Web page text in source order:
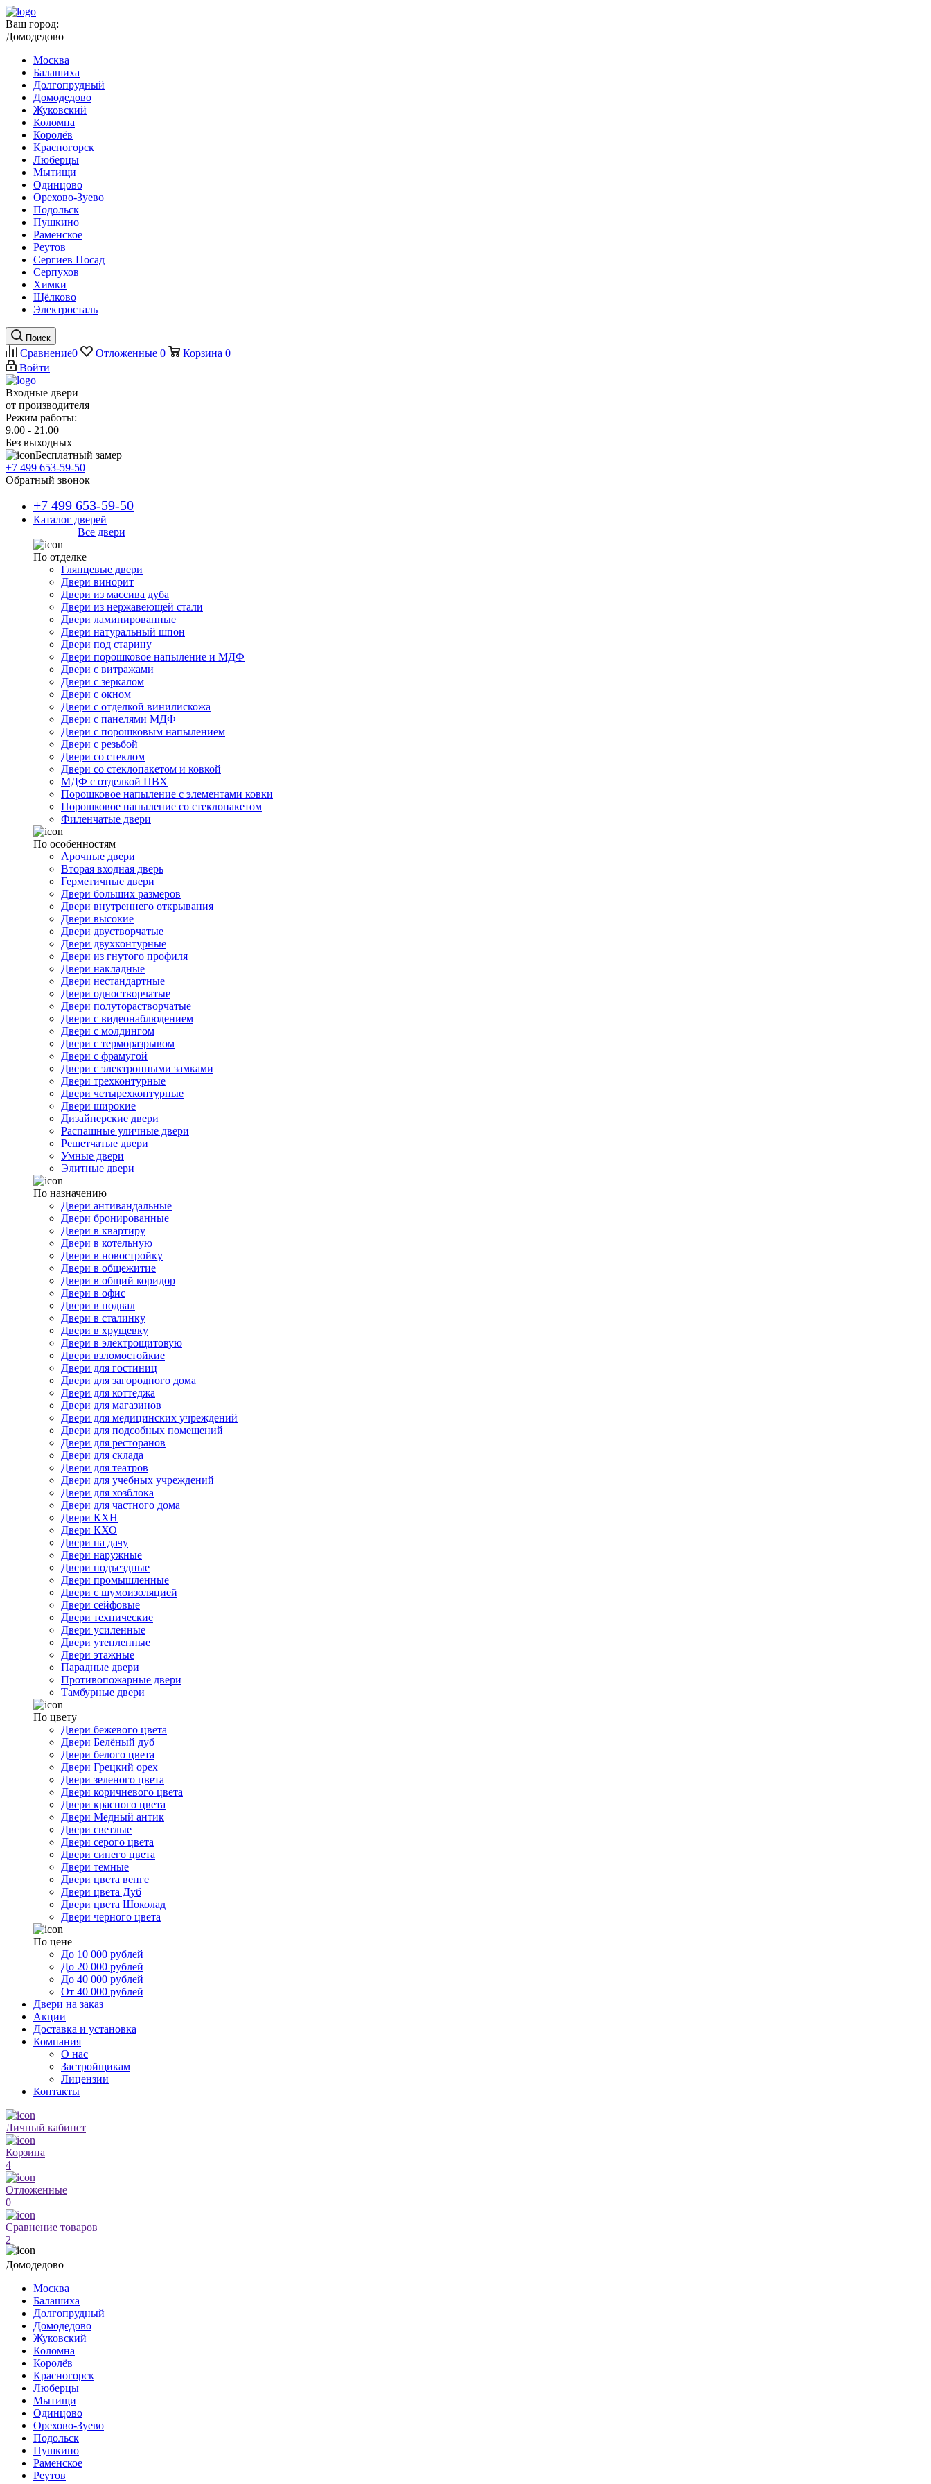
Ваш город:
Домодедово
Москва
Балашиха
Долгопрудный
Домодедово
Жуковский
Коломна
Королёв
Красногорск
Люберцы
Мытищи
Одинцово
Орехово-Зуево
Подольск
Пушкино
Раменское
Реутов
Сергиев Посад
Серпухов
Химки
Щёлково
Электросталь
Поиск
Сравнение0 Отложенные 0 Корзина 0
Войти
Входные двери
от производителя
Режим работы:
9.00 - 21.00
Без выходных
Бесплатный замер
+7 499 653-59-50
Обратный звонок
+7 499 653-59-50
Каталог дверей
Все двери
По отделке
Глянцевые двери
Двери винорит
Двери из массива дуба
Двери из нержавеющей стали
Двери ламинированные
Двери натуральный шпон
Двери под старину
Двери порошковое напыление и МДФ
Двери с витражами
Двери с зеркалом
Двери с окном
Двери с отделкой винилискожа
Двери с панелями МДФ
Двери с порошковым напылением
Двери с резьбой
Двери со стеклом
Двери со стеклопакетом и ковкой
МДФ с отделкой ПВХ
Порошковое напыление с элементами ковки
Порошковое напыление со стеклопакетом
Филенчатые двери
По особенностям
Арочные двери
Вторая входная дверь
Герметичные двери
Двери больших размеров
Двери внутреннего открывания
Двери высокие
Двери двустворчатые
Двери двухконтурные
Двери из гнутого профиля
Двери накладные
Двери нестандартные
Двери одностворчатые
Двери полуторастворчатые
Двери с видеонаблюдением
Двери с молдингом
Двери с терморазрывом
Двери с фрамугой
Двери с электронными замками
Двери трехконтурные
Двери четырехконтурные
Двери широкие
Дизайнерские двери
Распашные уличные двери
Решетчатые двери
Умные двери
Элитные двери
По назначению
Двери антивандальные
Двери бронированные
Двери в квартиру
Двери в котельную
Двери в новостройку
Двери в общежитие
Двери в общий коридор
Двери в офис
Двери в подвал
Двери в сталинку
Двери в хрущевку
Двери в электрощитовую
Двери взломостойкие
Двери для гостиниц
Двери для загородного дома
Двери для коттеджа
Двери для магазинов
Двери для медицинских учреждений
Двери для подсобных помещений
Двери для ресторанов
Двери для склада
Двери для театров
Двери для учебных учреждений
Двери для хозблока
Двери для частного дома
Двери КХН
Двери КХО
Двери на дачу
Двери наружные
Двери подъездные
Двери промышленные
Двери с шумоизоляцией
Двери сейфовые
Двери технические
Двери усиленные
Двери утепленные
Двери этажные
Парадные двери
Противопожарные двери
Тамбурные двери
По цвету
Двери бежевого цвета
Двери Белёный дуб
Двери белого цвета
Двери Грецкий орех
Двери зеленого цвета
Двери коричневого цвета
Двери красного цвета
Двери Медный антик
Двери светлые
Двери серого цвета
Двери синего цвета
Двери темные
Двери цвета венге
Двери цвета Дуб
Двери цвета Шоколад
Двери черного цвета
По цене
До 10 000 рублей
До 20 000 рублей
До 40 000 рублей
От 40 000 рублей
Двери на заказ
Акции
Доставка и установка
Компания
О нас
Застройщикам
Лицензии
Контакты
Личный кабинет
Корзина
4
Отложенные
0
Сравнение товаров
2
Домодедово
Москва
Балашиха
Долгопрудный
Домодедово
Жуковский
Коломна
Королёв
Красногорск
Люберцы
Мытищи
Одинцово
Орехово-Зуево
Подольск
Пушкино
Раменское
Реутов